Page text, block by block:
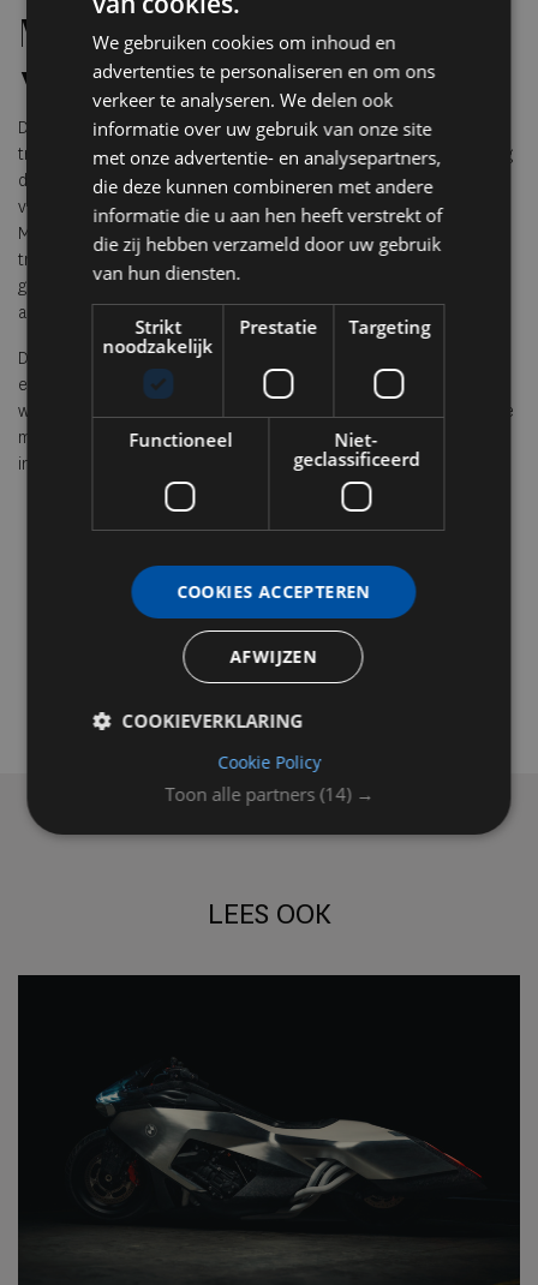
Moderne klassiekers
winnen terrein
De resultaten in Tokio sluiten aan bij een bredere internationale
trend. Waar klassieke Ferrari's uit de jaren vijftig en zestig jarenlang
de veilingmarkt domineerden, verschuift de belangstelling steeds
vaker naar sportwagens uit de jaren negentig en tweeduizend.
Modellen met atmosferische motoren, handgeschakelde
transmissies, een lage kilometerstand en een volledig
gedocumenteerde historie worden steeds schaarser en daardoor
aantrekkelijker voor verzamelaars.
De veiling bevestigt dat originaliteit, beperkte productieaantallen
en een onberispelijke staat de belangrijkste factoren blijven voor
waardevastheid. Voor liefhebbers én verzamelaars lijken juist deze
moderne klassiekers de komende jaren hun sterke positie op de
internationale markt verder te verstevigen.
LEES OOK
We gebruiken cookies om inhoud en
advertenties te personaliseren en om ons
verkeer te analyseren. We delen ook
informatie over uw gebruik van onze site
met onze advertentie- en analysepartners,
die deze kunnen combineren met andere
informatie die u aan hen heeft verstrekt of
die zij hebben verzameld door uw gebruik
van hun diensten.
Toon alle partners (14) →
Strikt
noodzakelijk
Prestatie Targeting
Functioneel
Niet-
geclassificeerd
COOKIES ACCEPTEREN
AFWIJZEN
COOKIEVERKLARING
Cookie Policy